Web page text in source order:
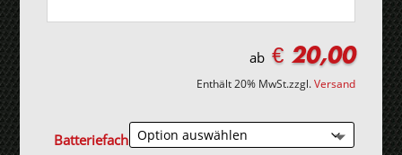
ab € 20,00
Enthält 20% MwSt.zzgl.Versand
Batteriefach